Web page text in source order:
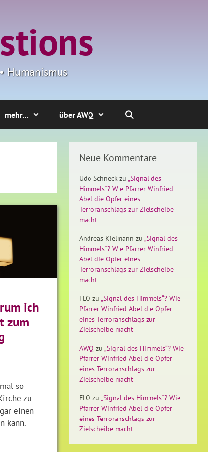
Humanismus
mehr… über AWQ
ich
zum
so
zu
einen
kann.
Neue Kommentare
Udo Schneck zu „Signal des
Himmels“? Wie Pfarrer Winfried
Abel die Opfer eines
Terroranschlags zur Zielscheibe
macht
Andreas Kielmann zu „Signal des
Himmels“? Wie Pfarrer Winfried
Abel die Opfer eines
Terroranschlags zur Zielscheibe
macht
FLO zu „Signal des Himmels“? Wie
Pfarrer Winfried Abel die Opfer
eines Terroranschlags zur
Zielscheibe macht
AWQ zu „Signal des Himmels“? Wie
Pfarrer Winfried Abel die Opfer
eines Terroranschlags zur
Zielscheibe macht
FLO zu „Signal des Himmels“? Wie
Pfarrer Winfried Abel die Opfer
eines Terroranschlags zur
Zielscheibe macht